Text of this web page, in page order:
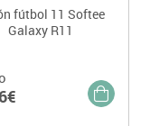
fútbol 11 Softee
Galaxy R11